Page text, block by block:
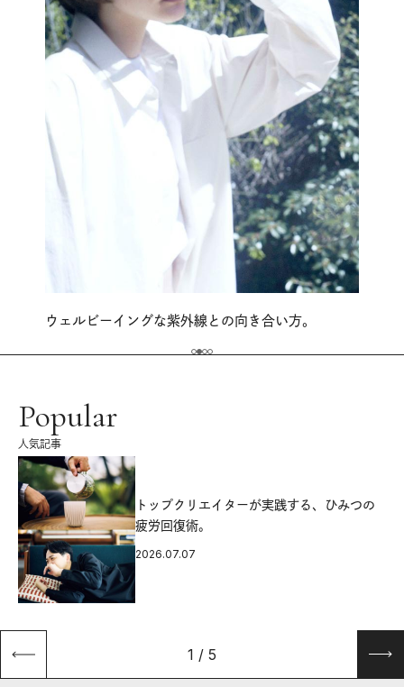
ウェルビーイングな紫外線との向き合い方。
Popular
人気記事
トップクリエイターが実践する、ひみつの
疲労回復術。
2026.07.07
1 / 5